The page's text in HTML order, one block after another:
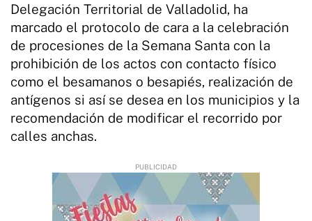
Delegación Territorial de Valladolid, ha
marcado el protocolo de cara a la celebración
de procesiones de la Semana Santa con la
prohibición de los actos con contacto físico
como el besamanos o besapiés, realización de
antígenos si así se desea en los municipios y la
recomendación de modificar el recorrido por
calles anchas.